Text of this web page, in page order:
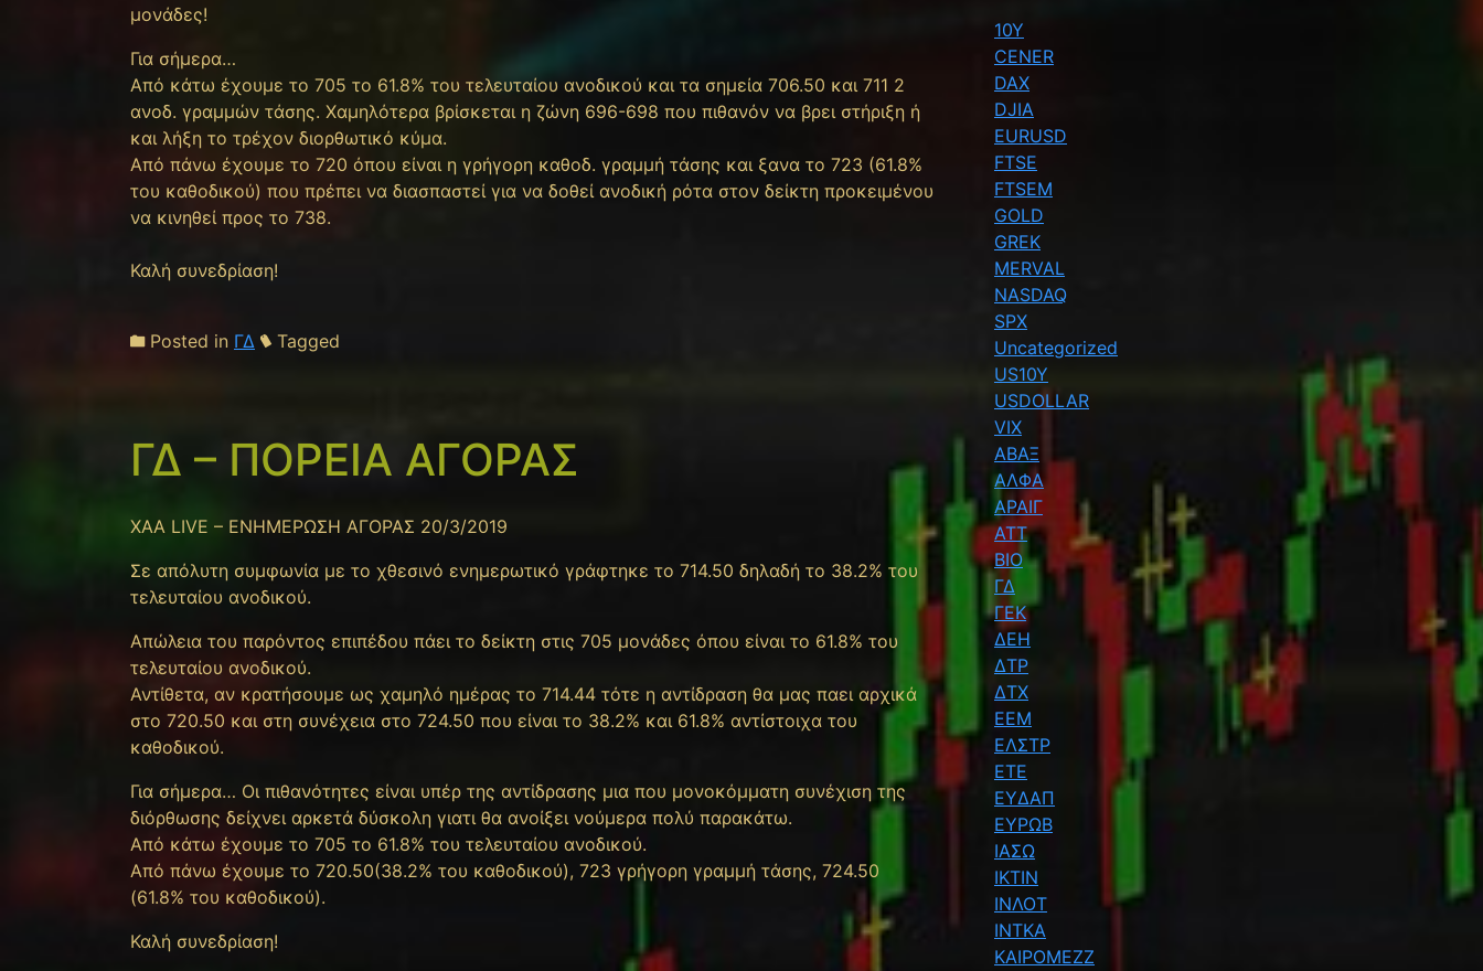
μονάδες!
Για σήμερα…
Από κάτω έχουμε το 705 το 61.8% του τελευταίου ανοδικού και τα σημεία 706.50 και 711 2
ανοδ. γραμμών τάσης. Χαμηλότερα βρίσκεται η ζώνη 696-698 που πιθανόν να βρει στήριξη ή
και λήξη το τρέχον διορθωτικό κύμα.
Από πάνω έχουμε το 720 όπου είναι η γρήγορη καθοδ. γραμμή τάσης και ξανα το 723 (61.8%
του καθοδικού) που πρέπει να διασπαστεί για να δοθεί ανοδική ρότα στον δείκτη προκειμένου
να κινηθεί προς το 738.
Καλή συνεδρίαση!
Posted in ΓΔ Tagged
ΓΔ – ΠΟΡΕΙΑ ΑΓΟΡΑΣ
XAA LIVE – ΕΝΗΜΕΡΩΣΗ ΑΓΟΡΑΣ 20/3/2019
Σε απόλυτη συμφωνία με το χθεσινό ενημερωτικό γράφτηκε το 714.50 δηλαδή το 38.2% του
τελευταίου ανοδικού.
Απώλεια του παρόντος επιπέδου πάει το δείκτη στις 705 μονάδες όπου είναι το 61.8% του
τελευταίου ανοδικού.
Αντίθετα, αν κρατήσουμε ως χαμηλό ημέρας το 714.44 τότε η αντίδραση θα μας παει αρχικά
στο 720.50 και στη συνέχεια στο 724.50 που είναι το 38.2% και 61.8% αντίστοιχα του
καθοδικού.
Για σήμερα… Οι πιθανότητες είναι υπέρ της αντίδρασης μια που μονοκόμματη συνέχιση της
διόρθωσης δείχνει αρκετά δύσκολη γιατι θα ανοίξει νούμερα πολύ παρακάτω.
Από κάτω έχουμε το 705 το 61.8% του τελευταίου ανοδικού.
Από πάνω έχουμε το 720.50(38.2% του καθοδικού), 723 γρήγορη γραμμή τάσης, 724.50
(61.8% του καθοδικού).
Καλή συνεδρίαση!
10Y
CENER
DAX
DJIA
EURUSD
FTSE
FTSEM
GOLD
GREK
MERVAL
NASDAQ
SPX
Uncategorized
US10Y
USDOLLAR
VIX
ΑΒΑΞ
ΑΛΦΑ
ΑΡΑΙΓ
ΑΤΤ
ΒΙΟ
ΓΔ
ΓΕΚ
ΔΕΗ
ΔΤΡ
ΔΤΧ
ΕΕΜ
ΕΛΣΤΡ
ΕΤΕ
ΕΥΔΑΠ
ΕΥΡΩΒ
ΙΑΣΩ
ΙΚΤΙΝ
ΙΝΛΟΤ
ΙΝΤΚΑ
ΚΑΙΡΟΜΕΖΖ